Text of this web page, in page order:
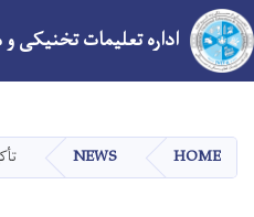
اداره تعلیمات تخنیکی
HOME
NEWS